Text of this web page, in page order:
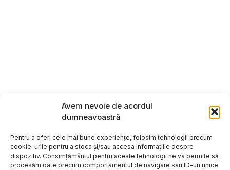
Avem nevoie de acordul
dumneavoastră
Pentru a oferi cele mai bune experiențe, folosim tehnologii precum
cookie-urile pentru a stoca și/sau accesa informațiile despre
dispozitiv. Consimțământul pentru aceste tehnologii ne va permite să
procesăm date precum comportamentul de navigare sau ID-uri unice